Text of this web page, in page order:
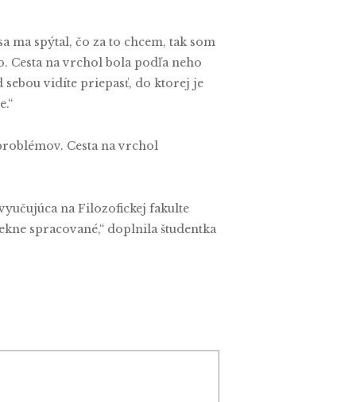
ma spýtal, čo za to chcem, tak som
Cesta na vrchol bola podľa neho
sebou vidíte priepasť, do ktorej je
Cesta na vrchol
na Filozofickej fakulte
spracované,“ doplnila študentka